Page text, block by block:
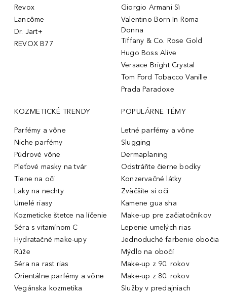
Revox
Lancôme
Dr. Jart+
REVOX B77
Giorgio Armani Sì
Valentino Born In Roma
Donna
Tiffany & Co. Rose Gold
Hugo Boss Alive
Versace Bright Crystal
Tom Ford Tobacco Vanille
Prada Paradoxe
KOZMETICKÉ TRENDY
Parfémy a vône
Niche parfémy
Púdrové vône
Pleťové masky na tvár
Tiene na oči
Laky na nechty
Umelé riasy
Kozmeticke štetce na líčenie
Séra s vitamínom C
Hydratačné make-upy
Rúže
Séra na rast rias
Orientálne parfémy a vône
Vegánska kozmetika
POPULÁRNE TÉMY
Letné parfémy a vône
Slugging
Dermaplaning
Odstráňte čierne bodky
Konzervačné látky
Zväčšite si oči
Kamene gua sha
Make-up pre začiatočníkov
Lepenie umelých rias
Jednoduché farbenie obočia
Mýdlo na obočí
Make-up z 90. rokov
Make-up z 80. rokov
Služby v predajniach